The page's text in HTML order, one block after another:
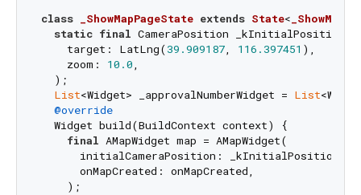
class _ShowMapPageState extends State<
static final CameraPosition _kInitialPosition
    target: LatLng(
39.909187, 116.397451 ),
    zoom:
10.0,
  );
List<Widget> _approvalNumberWidget = List
@override
  Widget build(BuildContext context) {
final AMapWidget map = AMapWidget(
      initialCameraPosition: _kInitialPosition,
      onMapCreated: onMapCreated,
    );